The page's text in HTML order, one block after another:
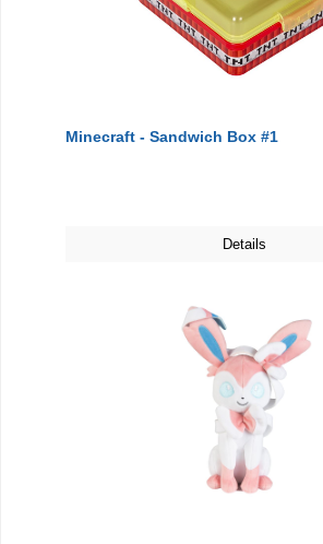
Minecraft - Sandwich Box #1
Details